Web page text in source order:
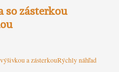
so zásterkou
Rýchly náhľad